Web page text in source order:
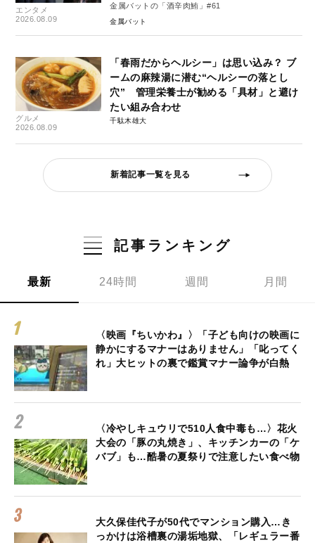
エンタメ
2026.08.09
金属バットの「酒辛肉鮪」#61
金属バット
グルメ
2026.08.09
「春雨だからヘルシー」は思い込み？ ブ
ームの麻辣湯に潜む“ヘルシーの落とし
穴” 管理栄養士が勧める「具材」と避け
たい組み合わせ
千駄木雄大
新着記事一覧を見る
記事ランキング
最新 24時間 週間 月間
〈映画『ちいかわ』〉「子ども向けの映画に
静かにするマナーはありません」「叱ってく
れ」大ヒットの裏で鑑賞マナー論争が白熱
〈冷やしキュウリで510人食中毒も…〉花火
大会の「豚の丸焼き」、キッチンカーの「ケ
バブ」も…酷暑の夏祭りで注意したい食べ物
大久保佳代子が50代でマンション購入…き
っかけは浴槽裏の湯垢地獄、「レギュラー番